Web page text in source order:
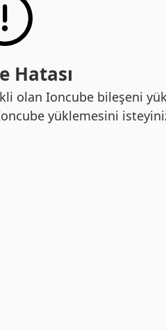
Hatası
olan Ioncube bileşeni
yüklemesini